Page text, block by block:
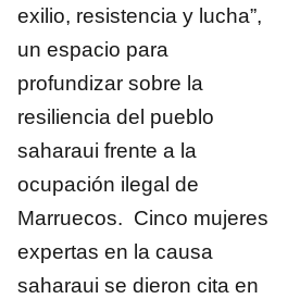
exilio, resistencia y lucha”,
un espacio para
profundizar sobre la
resiliencia del pueblo
saharaui frente a la
ocupación ilegal de
Marruecos. Cinco mujeres
expertas en la causa
saharaui se dieron cita en